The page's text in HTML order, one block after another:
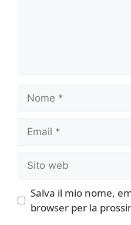
Nome
Email
Sito
web
Salva il mio nome,
browser per la